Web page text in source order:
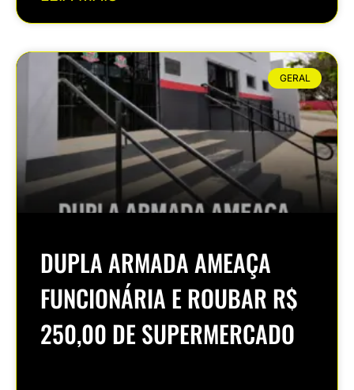
GERAL
DUPLA ARMADA AMEAÇA
FUNCIONÁRIA E ROUBAR R$
250,00 DE SUPERMERCADO